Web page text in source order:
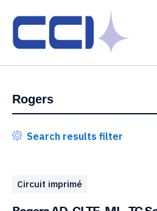
Search results filter
Circuit imprimé